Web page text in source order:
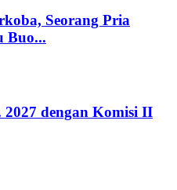
Seorang Pria
Buo...
2027 dengan Komisi II